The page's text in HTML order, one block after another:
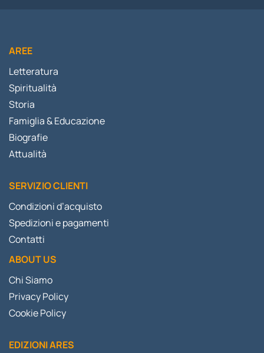
AREE
Letteratura
Spiritualità
Storia
Famiglia & Educazione
Biografie
Attualità
SERVIZIO CLIENTI
Condizioni d’acquisto
Spedizioni e pagamenti
Contatti
ABOUT US
Chi Siamo
Privacy Policy
Cookie Policy
EDIZIONI ARES